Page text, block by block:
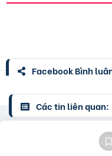
Facebook Bình
Các tin liên quan: